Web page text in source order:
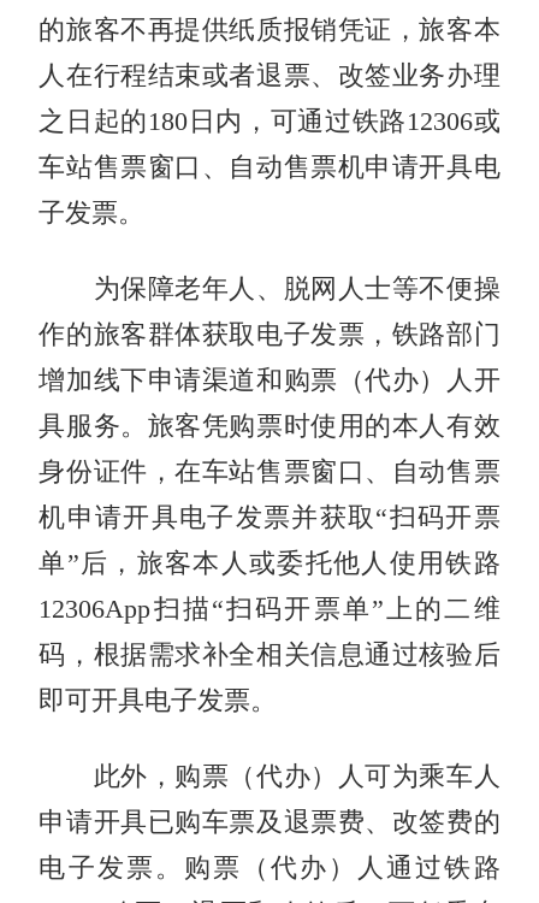
的旅客不再提供纸质报销凭证，旅客本
人在行程结束或者退票、改签业务办理
之日起的180日内，可通过铁路12306或
车站售票窗口、自动售票机申请开具电
子发票。
为保障老年人、脱网人士等不便操
作的旅客群体获取电子发票，铁路部门
增加线下申请渠道和购票（代办）人开
具服务。旅客凭购票时使用的本人有效
身份证件，在车站售票窗口、自动售票
机申请开具电子发票并获取“扫码开票
单”后，旅客本人或委托他人使用铁路
12306App扫描“扫码开票单”上的二维
码，根据需求补全相关信息通过核验后
即可开具电子发票。
此外，购票（代办）人可为乘车人
申请开具已购车票及退票费、改签费的
电子发票。购票（代办）人通过铁路